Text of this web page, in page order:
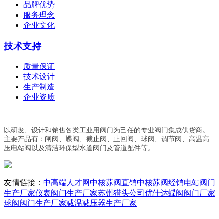
品牌优势
服务理念
企业文化
技术支持
质量保证
技术设计
生产制造
企业资质
以研发、设计和销售各类工业用阀门为己任的专业阀门集成供货商。
主要产品有：闸阀、蝶阀、截止阀、止回阀、球阀、调节阀、高温高
压电站阀以及清洁环保型水道阀门及管道配件等。
友情链接： 中高端人才网中核苏阀直销中核苏阀经销电站阀门
生产厂家仪表阀门生产厂家苏州猎头公司优仕达蝶阀阀门厂家
球阀阀门生产厂家减温减压器生产厂家